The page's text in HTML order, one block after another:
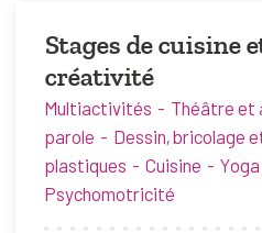
Stages de cuisine
créativité
Multiactivités
Théâtre et
parole
Dessin, bricolage
plastiques
Cuisine
Yoga
Psychomotricité